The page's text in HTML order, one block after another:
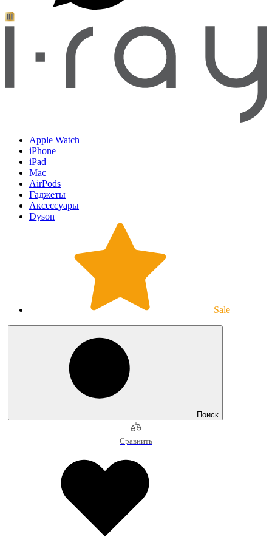
Apple Watch
iPhone
iPad
Mac
AirPods
Гаджеты
Аксессуары
Dyson
Sale
Поиск
Сравнить